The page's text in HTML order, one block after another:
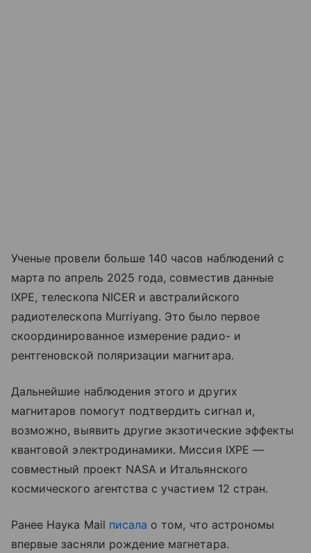
Ученые провели больше 140 часов наблюдений с
марта по апрель 2025 года, совместив данные
IXPE, телескопа NICER и австралийского
радиотелескопа Murriyang. Это было первое
скоординированное измерение радио- и
рентгеновской поляризации магнитара.
Дальнейшие наблюдения этого и других
магнитаров помогут подтвердить сигнал и,
возможно, выявить другие экзотические эффекты
квантовой электродинамики. Миссия IXPE —
совместный проект NASA и Итальянского
космического агентства с участием 12 стран.
Ранее Наука Mail писала о том, что астрономы
впервые засняли рождение магнетара.